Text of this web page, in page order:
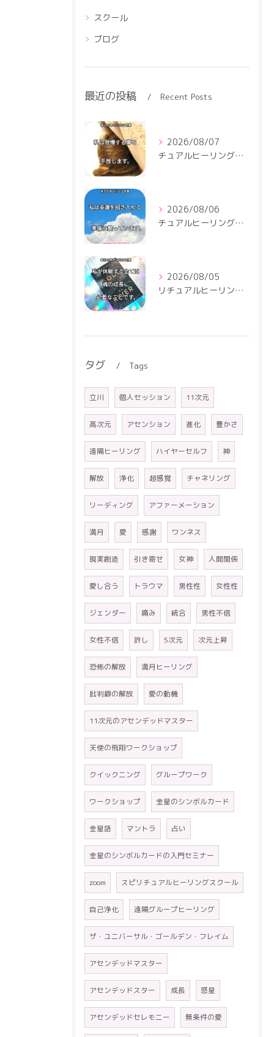
スクール
ブログ
最近の投稿 Recent Posts
2026/08/07
チュアルヒーリングセンター
2026/08/06
チュアルヒーリングセンター
2026/08/05
リチュアルヒーリングセンター
タグ Tags
立川 個人セッション 11次元
高次元 アセンション 進化 豊かさ
遠隔ヒーリング ハイヤーセルフ 神
解放 浄化 超感覚 チャネリング
リーディング アファーメーション
満月 愛 感謝 ワンネス
現実創造 引き寄せ 女神 人間関係
愛し合う トラウマ 男性性 女性性
ジェンダー 痛み 統合 男性不信
女性不信 許し 5次元 次元上昇
恐怖の解放 満月ヒーリング
批判癖の解放 愛の動機
11次元のアセンデッドマスター
天使の飛翔ワークショップ
クイックニング グループワーク
ワークショップ 金星のシンボルカード
金星語 マントラ 占い
金星のシンボルカードの入門セミナー
zoom スピリチュアルヒーリングスクール
自己浄化 遠隔グループヒーリング
ザ・ユニバーサル・ゴールデン・フレイム
アセンデッドマスター
アセンデッドスター 成長 惑星
アセンデッドセレモニー 無条件の愛